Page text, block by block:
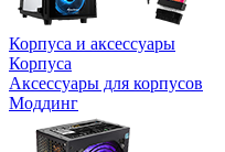
Корпуса и аксессуары
Корпуса
Аксессуары для корпусов
Моддинг